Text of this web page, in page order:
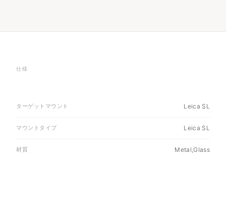
仕様
ターゲットマウント Leica SL
マウントタイプ Leica SL
材質 Metal,Glass